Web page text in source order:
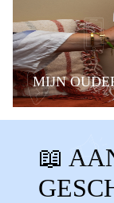
MIJN
NAAST
📖